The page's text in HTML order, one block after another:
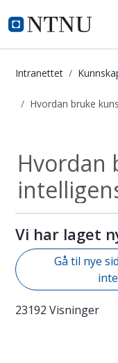
i.ntnu.no
Intranettet
Hvordan bruke
Hvordan
Vi har laget
Gå til nye
23192 Visninger